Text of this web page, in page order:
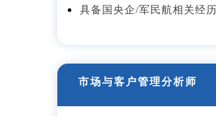
具备国央企/军民航相关经
市场与客户管理分析师